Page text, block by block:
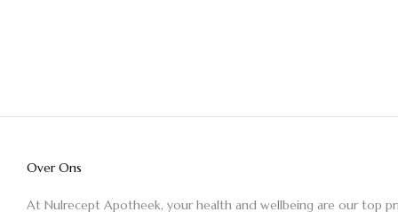
Over Ons
At Nulrecept Apotheek, your health and wellbeing are our top